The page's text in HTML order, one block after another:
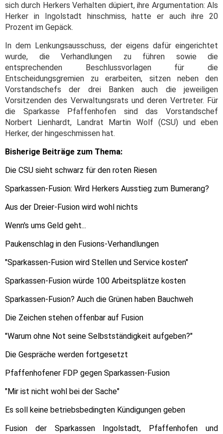
sich durch Herkers Verhalten düpiert, ihre Argumentation: Als
Herker in Ingolstadt hinschmiss, hatte er auch ihre 20
Prozent im Gepäck.
In dem Lenkungsausschuss, der eigens dafür eingerichtet
wurde, die Verhandlungen zu führen sowie die
entsprechenden Beschlussvorlagen für die
Entscheidungsgremien zu erarbeiten, sitzen neben den
Vorstandschefs der drei Banken auch die jeweiligen
Vorsitzenden des Verwaltungsrats und deren Vertreter. Für
die Sparkasse Pfaffenhofen sind das Vorstandschef
Norbert Lienhardt, Landrat Martin Wolf (CSU) und eben
Herker, der hingeschmissen hat.
Bisherige Beiträge zum Thema:
Die CSU sieht schwarz für den roten Riesen
Sparkassen-Fusion: Wird Herkers Ausstieg zum Bumerang?
Aus der Dreier-Fusion wird wohl nichts
Wenn's ums Geld geht...
Paukenschlag in den Fusions-Verhandlungen
"Sparkassen-Fusion wird Stellen und Service kosten"
Sparkassen-Fusion würde 100 Arbeitsplätze kosten
Sparkassen-Fusion? Auch die Grünen haben Bauchweh
Die Zeichen stehen offenbar auf Fusion
"Warum ohne Not seine Selbstständigkeit aufgeben?"
Die Gespräche werden fortgesetzt
Pfaffenhofener FDP gegen Sparkassen-Fusion
"Mir ist nicht wohl bei der Sache"
Es soll keine betriebsbedingten Kündigungen geben
Fusion der Sparkassen Ingolstadt, Pfaffenhofen und